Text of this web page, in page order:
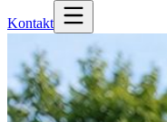
Kontakt